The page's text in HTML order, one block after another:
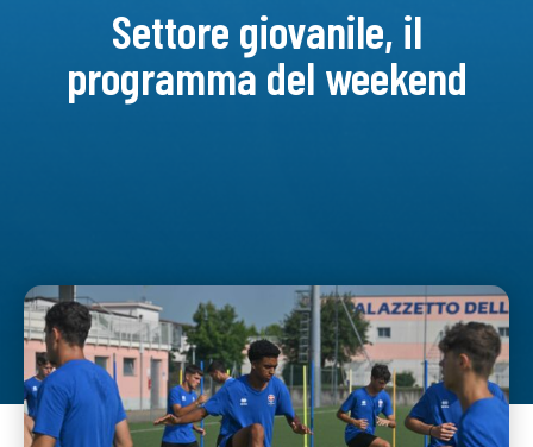
Settore giovanile, il
programma del weekend